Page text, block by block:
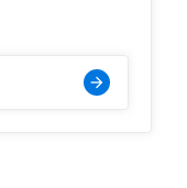
arrow_forward